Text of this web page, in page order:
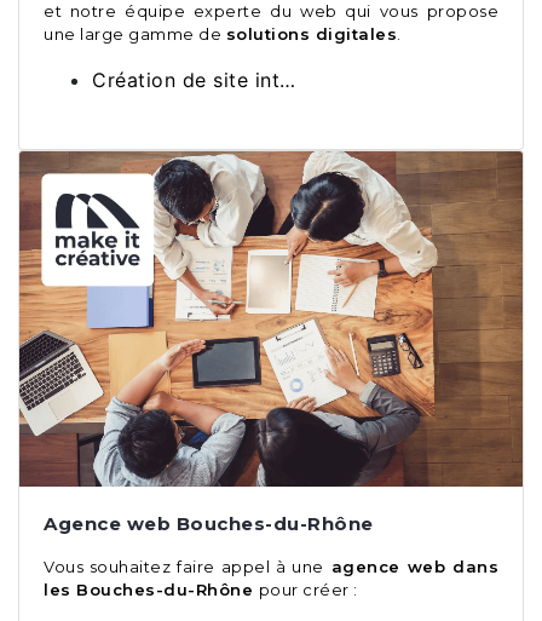
et notre équipe experte du web qui vous propose
une large gamme de solutions digitales.
Création de site int…
Agence web Bouches-du-Rhône
Vous souhaitez faire appel à une agence web dans
les Bouches-du-Rhône pour créer :